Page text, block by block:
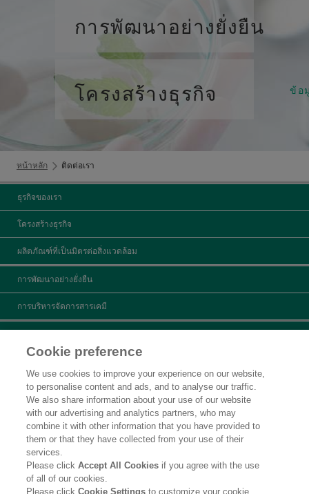
การพัฒนาอย่างยั่งยืน
โครงสร้างธุรกิจ ข้อ
หน้าหลัก ติดต่อเรา
ธุรกิจของเรา
โครงสร้างธุรกิจ
ผลิตภัณฑ์ที่เป็นมิตรต่อสิ่งแวดล้อม
การพัฒนาอย่างยั่งยืน
การบริหารจัดการสารเคมี
สอบถามข้อมูล
ข่าวประชาสัมพันธ์
คำชี้แจงทางกฎหมาย
นโยบายความเป็นส่วนตัว
Cookie preference
We use cookies to improve your experience on our website,
to personalise content and ads, and to analyse our traffic.
We also share information about your use of our website
with our advertising and analytics partners, who may
combine it with other information that you have provided to
them or that they have collected from your use of their
services.
Please clickAccept All Cookies if you agree with the use
of all of our cookies.
Please clickCookie Settingsto customize your cookie